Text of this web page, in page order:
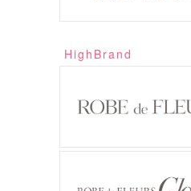
HighBrand